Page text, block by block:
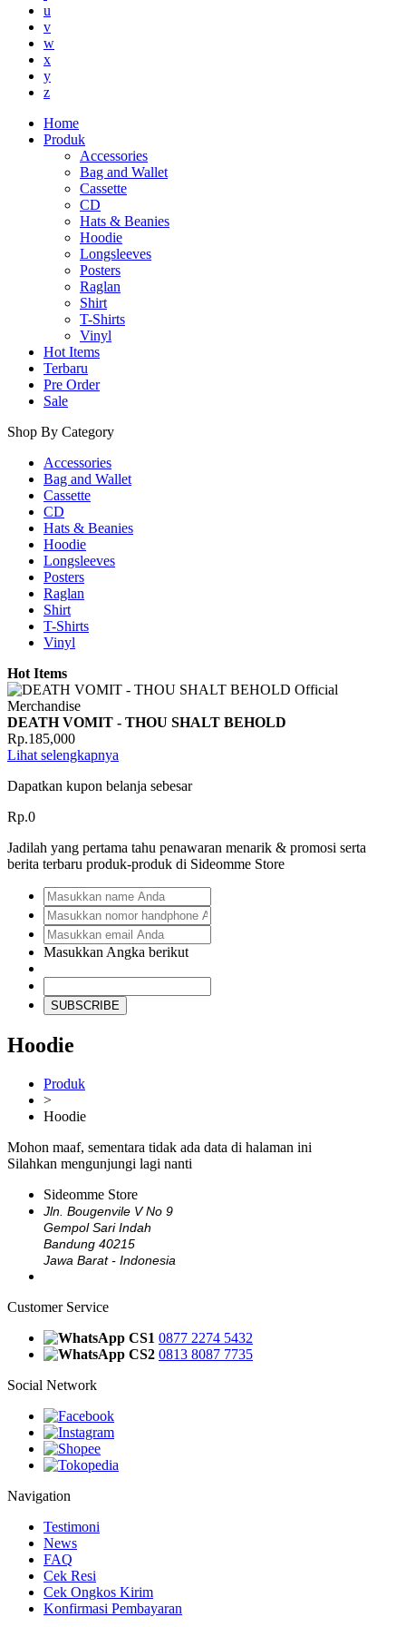
u
v
w
x
y
z
Home
Produk
Accessories
Bag and Wallet
Cassette
CD
Hats & Beanies
Hoodie
Longsleeves
Posters
Raglan
Shirt
T-Shirts
Vinyl
Hot Items
Terbaru
Pre Order
Sale
Shop By Category
Accessories
Bag and Wallet
Cassette
CD
Hats & Beanies
Hoodie
Longsleeves
Posters
Raglan
Shirt
T-Shirts
Vinyl
Hot Items
DEATH VOMIT - THOU SHALT BEHOLD
Rp.185,000
Lihat selengkapnya
Dapatkan kupon belanja sebesar
Rp.0
Jadilah yang pertama tahu penawaran menarik & promosi serta
berita terbaru produk-produk di Sideomme Store
Masukkan Angka berikut
SUBSCRIBE
Hoodie
Produk
>
Hoodie
Mohon maaf, sementara tidak ada data di halaman ini
Silahkan mengunjungi lagi nanti
Sideomme Store
Jln. Bougenvile V No 9
Gempol Sari Indah
Bandung 40215
Jawa Barat - Indonesia
Customer Service
CS1 0877 2274 5432
CS2 0813 8087 7735
Social Network
Navigation
Testimoni
News
FAQ
Cek Resi
Cek Ongkos Kirim
Konfirmasi Pembayaran